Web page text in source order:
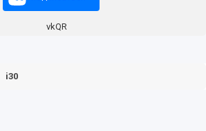
i30